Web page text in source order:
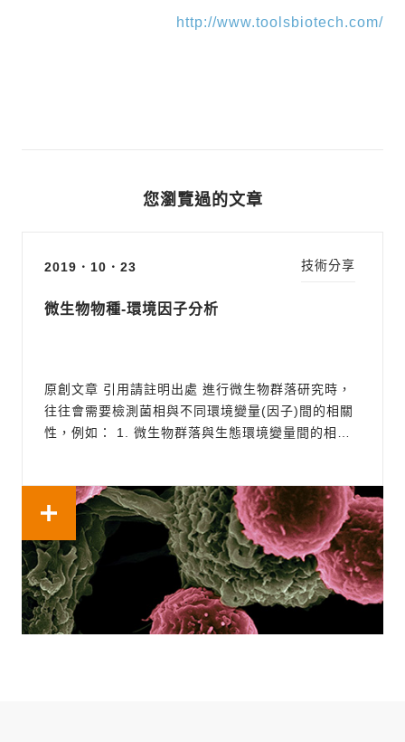
http://www.toolsbiotech.com/
您瀏覽過的文章
2019．10．23
微生物物種-環境因子分析
原創文章 引用請註明出處 進行微生物群落研究時，
往往會需要檢測菌相與不同環境變量(因子)間的相關
性，例如： 1. 微生物群落與生態環境變量間的相關
要透過特定的環境因子關聯模型，分析特定因子或因
子組合對...
技術分享